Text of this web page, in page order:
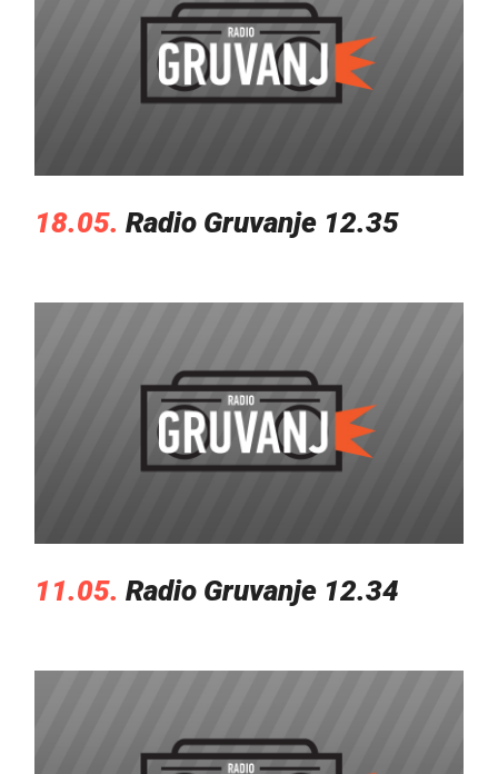
18.05. Radio Gruvanje 12.35
11.05. Radio Gruvanje 12.34